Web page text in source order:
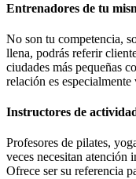
Entrenadores de tu
No son tu competencia,
llena, podrás referir
ciudades más pequeñas
relación es especialmente
Instructores de
Profesores de pilates,
veces necesitan atención
Ofrece ser su referencia